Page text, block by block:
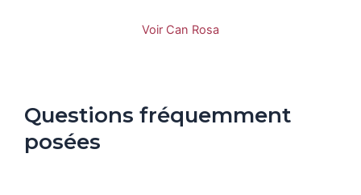
Voir Can Rosa
Questions fréquemment
posées